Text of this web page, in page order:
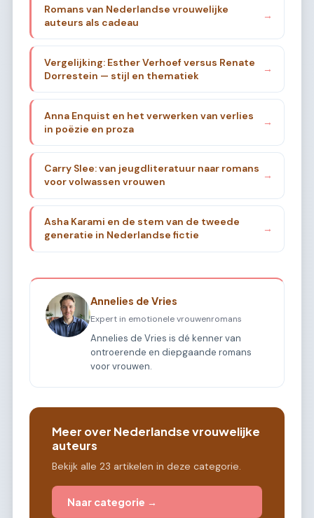
Romans van Nederlandse vrouwelijke
auteurs als cadeau
→
Vergelijking: Esther Verhoef versus Renate
Dorrestein — stijl en thematiek
→
Anna Enquist en het verwerken van verlies
in poëzie en proza
→
Carry Slee: van jeugdliteratuur naar romans
voor volwassen vrouwen
→
Asha Karami en de stem van de tweede
generatie in Nederlandse fictie
→
Annelies de Vries
Expert in emotionele vrouwenromans
Annelies de Vries is dé kenner van
ontroerende en diepgaande romans
voor vrouwen.
Meer over Nederlandse vrouwelijke
auteurs
Bekijk alle 23 artikelen in deze categorie.
Naar categorie →